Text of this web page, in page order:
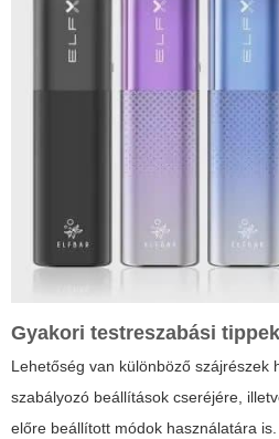
Gyakori testreszabási tippek
Lehetőség van különböző szájrészek
szabályozó beállítások cseréjére,
előre beállított módok használatára